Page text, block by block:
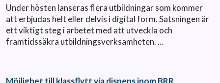
Under hösten lanseras flera utbildningar som kommer
att erbjudas helt eller delvis i digital form. Satsningen är
ett viktigt steg i arbetet med att utveckla och
framtidssäkra utbildningsverksamheten. …
Möjlighet till klassflytt via dispens inom BRR